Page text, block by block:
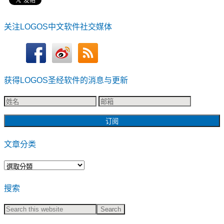
关注LOGOS中文软件社交媒体
获得LOGOS圣经软件的消息与更新
文章分类
文
分
类
搜索